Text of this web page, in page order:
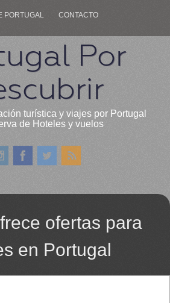
PORTUGAL CONTACTO
Por
turística y viajes por Portugal
de Hoteles y vuelos
ofertas para
en Portugal